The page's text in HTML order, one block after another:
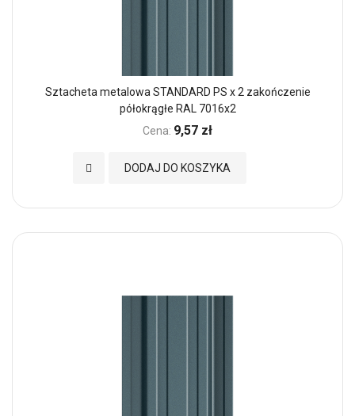
Sztacheta metalowa STANDARD PS x 2 zakończenie
półokrągłe RAL 7016x2
Cena: 9,57 zł
DODAJ DO KOSZYKA
Dodaj do Ulubionych